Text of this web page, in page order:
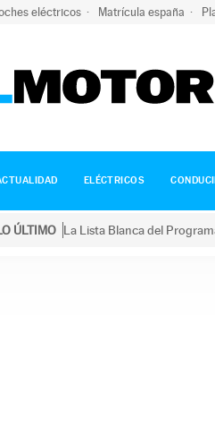
eléctricos Matrícula españa
ELÉCTRICOS
ÚLTIMO La Lista Blanca del